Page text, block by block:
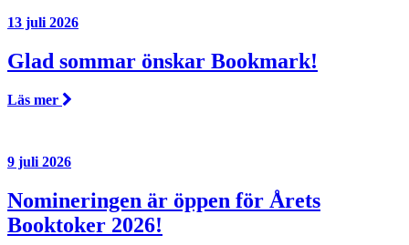
13 juli 2026
Glad sommar önskar Bookmark!
Läs mer
9 juli 2026
Nomineringen är öppen för Årets
Booktoker 2026!